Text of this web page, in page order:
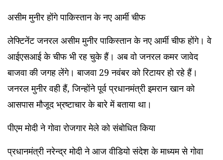
असीम मुनीर होंगे पाकिस्तान के नए आर्मी चीफ
लेफ्टिनेंट जनरल असीम मुनीर पाकिस्तान के नए आर्मी चीफ होंगे। वे
आईएसआई के चीफ भी रह चुके हैं। अब वो जनरल कमर जावेद
बाजवा की जगह लेंगे। बाजवा 29 नवंबर को रिटायर हो रहे हैं।
जनरल मुनीर वही हैं, जिन्होंने पूर्व प्रधानमंत्री इमरान खान को
आसपास मौजूद भ्रष्‍टाचार के बारे में बताया था।
पीएम मोदी ने गोवा रोजगार मेले को संबोधित किया
प्रधानमंत्री नरेन्द्र मोदी ने आज वीडियो संदेश के माध्यम से गोवा